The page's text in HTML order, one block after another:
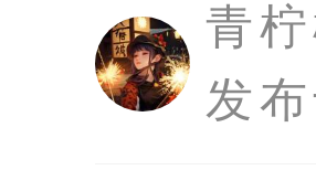
声明
青
发